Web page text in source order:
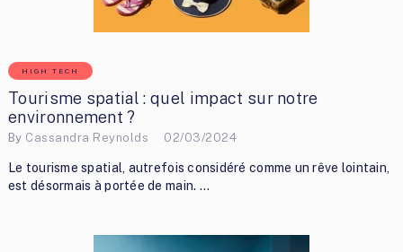
HIGH TECH
Tourisme spatial : quel impact sur notre
environnement ?
By Cassandra Reynolds 02/03/2024
Le tourisme spatial, autrefois considéré comme un rêve lointain,
est désormais à portée de main. …